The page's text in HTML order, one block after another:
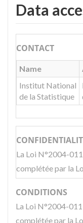
Data
CONTACT
Name
Institut National
de la Statistique
La Loi N°2004-
complétée par la
CONDITIONS
La Loi N°2004-
complétée par la